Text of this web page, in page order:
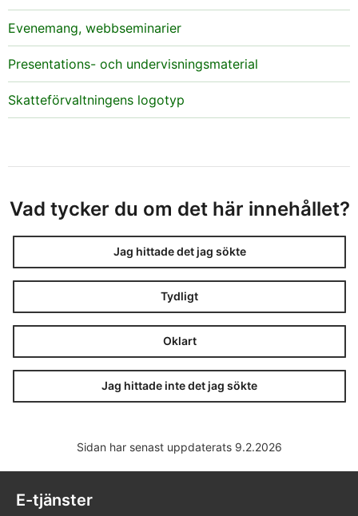
Evenemang, webbseminarier
Presentations- och undervisningsmaterial
Skatteförvaltningens logotyp
Vad tycker du om det här innehållet?
Jag hittade det jag sökte
Tydligt
Oklart
Jag hittade inte det jag sökte
Sidan har senast uppdaterats 9.2.2026
E-tjänster